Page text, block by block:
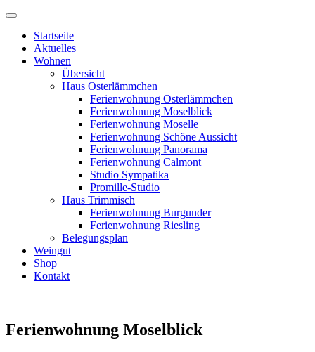
Startseite
Aktuelles
Wohnen
Übersicht
Haus Osterlämmchen
Ferienwohnung Osterlämmchen
Ferienwohnung Moselblick
Ferienwohnung Moselle
Ferienwohnung Schöne Aussicht
Ferienwohnung Panorama
Ferienwohnung Calmont
Studio Sympatika
Promille-Studio
Haus Trimmisch
Ferienwohnung Burgunder
Ferienwohnung Riesling
Belegungsplan
Weingut
Shop
Kontakt
Ferienwohnung Moselblick